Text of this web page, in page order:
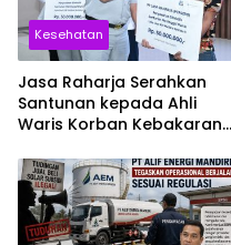
Kesehatan
Jasa Raharja Serahkan
Santunan kepada Ahli
Waris Korban Kebakaran